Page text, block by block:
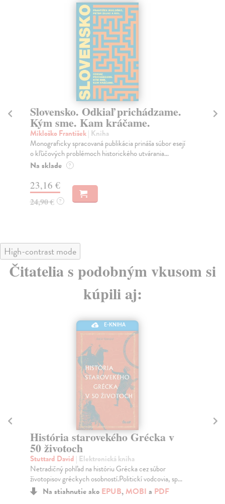
Slovensko. Odkiaľ prichádzame.
Kým sme. Kam kráčame.
Mikloško František| Kniha
Monograficky spracovaná publikácia prináša súbor esejí
o kľúčových problémoch historického utvárania...
Na sklade ?
23,16 €
24,90 € ?
High-contrast mode
Čitatelia s podobným vkusom si
kúpili aj:
E-KNIHA
História starovekého Grécka v
50 životoch
Stuttard David | Elektronická kniha
Netradičný pohľad na históriu Grécka cez súbor
životopisov gréckych osobností.Politickí vodcovia, sp...
Na stiahnutie ako EPUB,MOBI a PDF